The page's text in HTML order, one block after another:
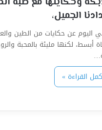
الجميل،
اليوم عن حكايات من الطين
أبسط، لكنها مليئة بالمحبة
القراءة »